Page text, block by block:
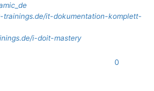
it-dokumentation-komplett-
i-doit-mastery
0